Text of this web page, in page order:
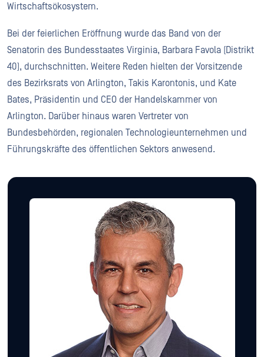
Wirtschaftsökosystem.
Bei der feierlichen Eröffnung wurde das Band von der
Senatorin des Bundesstaates Virginia, Barbara Favola (Distrikt
40), durchschnitten. Weitere Reden hielten der Vorsitzende
des Bezirksrats von Arlington, Takis Karontonis, und Kate
Bates, Präsidentin und CEO der Handelskammer von
Arlington. Darüber hinaus waren Vertreter von
Bundesbehörden, regionalen Technologieunternehmen und
Führungskräfte des öffentlichen Sektors anwesend.